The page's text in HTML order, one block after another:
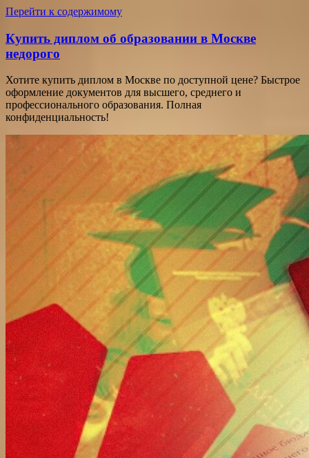
Перейти к содержимому
Купить диплом об образовании в Москве
недорого
Хотите купить диплом в Москве по доступной цене? Быстрое
оформление документов для высшего, среднего и
профессионального образования. Полная
конфиденциальность!